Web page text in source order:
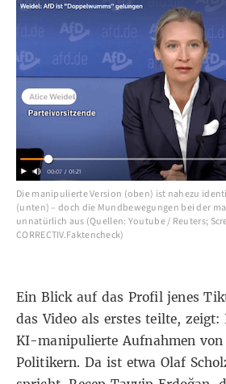
Die manipulierte Version (oben) ist nahezu
(unten) – doch die Mundbewegungen bei der
unnatürlich aus (Quellen: Youtube / Reuters;
CORRECTIV.Faktencheck)
Ein Blick auf das Profiljenes
das Video als erstes teilte,
KI-manipulierte Aufnahmen
Politikern. Da ist etwa Olaf